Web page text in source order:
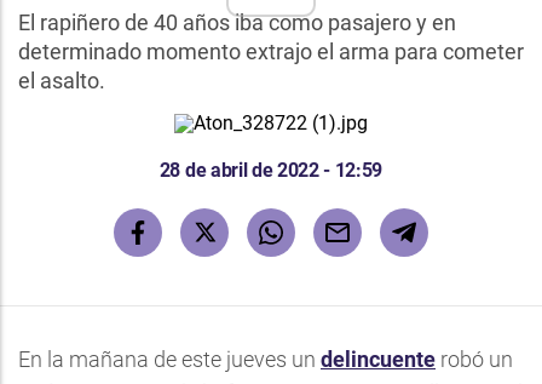
El rapiñero de 40 años iba como pasajero y en
determinado momento extrajo el arma para cometer
el asalto.
28 de abril de 2022 - 12:59
En la mañana de este jueves un delincuente robó un